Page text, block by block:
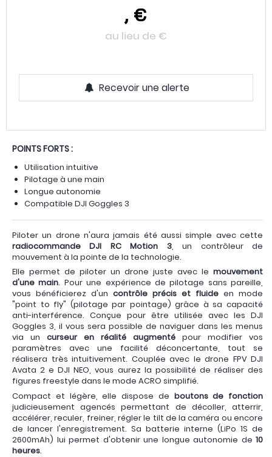
, €
au lieu de €
Recevoir une alerte
POINTS FORTS :
Utilisation intuitive
Pilotage à une main
Longue autonomie
Compatible DJI Goggles 3
Piloter un drone n'aura jamais été aussi simple avec cette
radiocommande DJI RC Motion 3, un contrôleur de
mouvement à la pointe de la technologie.
Elle permet de piloter un drone juste avec le mouvement
d'une main. Pour une expérience de pilotage sans pareille,
vous bénéficierez d'un contrôle précis et fluide en mode
"point to fly" (pilotage par pointage) grâce à sa capacité
anti-interférence. Conçue pour être utilisée avec les DJI
Goggles 3, il vous sera possible de naviguer dans les menus
via un curseur en réalité augmenté pour modifier vos
paramètres avec une facilité déconcertante, tout se
réalisera très intuitivement. Couplée avec le drone FPV DJI
Avata 2 e DJI NEO, vous aurez la possibilité de réaliser des
figures freestyle dans le mode ACRO simplifié.
Compact et légère, elle dispose de boutons de fonction
judicieusement agencés permettant de décoller, atterrir,
accélérer, reculer, freiner, régler le tilt de la caméra ou encore
de lancer l'enregistrement. Sa batterie interne (LiPo 1S de
2600mAh) lui permet d'obtenir une longue autonomie de 10
heures.